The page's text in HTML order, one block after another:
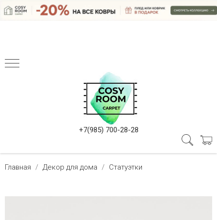
+7(985) 700-28-28
Главная Декор для дома Статуэтки